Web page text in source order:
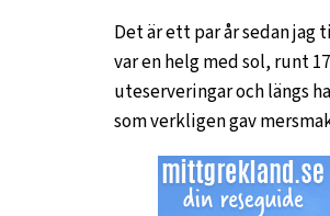
Det är ett par år sedan jag
var en helg med sol, runt
uteserveringar och längs
som verkligen gav